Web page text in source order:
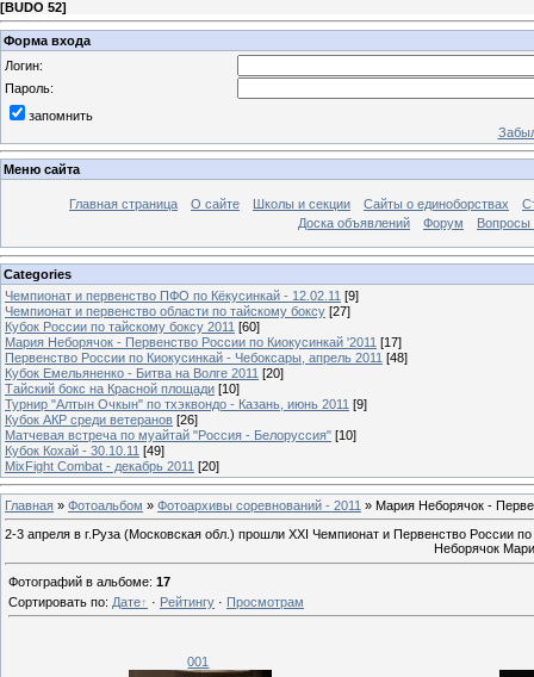
[BUDO 52]
Форма входа
Логин:
Пароль:
запомнить
Меню сайта
Главная страница О сайте Школы и секции Сайты о единоборствах
Доска объявлений
Форум Вопросы
Categories
Чемпионат и первенство ПФО по Кёкусинкай - 12.02.11 [9]
Чемпионат и первенство области по тайскому боксу [27]
Кубок России по тайскому боксу 2011 [60]
Мария Неборячок - Первенство России по Киокусинкай '2011 [17]
Первенство России по Киокусинкай - Чебоксары, апрель 2011 [48]
Кубок Емельяненко - Битва на Волге 2011 [20]
Тайский бокс на Красной площади [10]
Турнир "Алтын Очкын" по тхэквондо - Казань, июнь 2011 [9]
Кубок АКР среди ветеранов [26]
Матчевая встреча по муайтай "Россия - Белоруссия" [10]
Кубок Кохай - 30.10.11 [49]
MixFight Combat - декабрь 2011 [20]
Главная » Фотоальбом » Фотоархивы соревнований - 2011 » Мария Неборячок -
2-3 апреля в г.Руза (Московская обл.) прошли XXI Чемпионат и Первенство России
Неборячок
Фотографий в альбоме: 17
Сортировать по: Дате · Рейтингу · Просмотрам
001